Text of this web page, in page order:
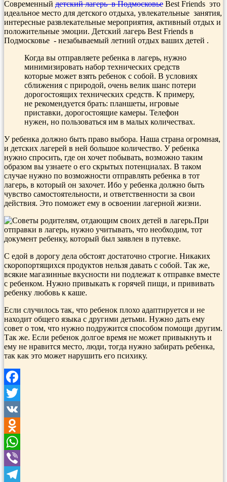
Современный детский лагерь в Подмосковье Best Friends это
идеальное место для детского отдыха, увлекательные занятия,
интересные развлекательные мероприятия, активный отдых и
положительные эмоции. Детский лагерь Best Friends в
Подмосковье - незабываемый летний отдых ваших детей .
Когда вы отправляете ребенка в лагерь, нужно
минимизировать набор технических средств
которые может взять ребенок с собой. В условиях
сближения с природой, очень велик шанс потери
дорогостоящих технических средств. К примеру,
не рекомендуется брать: планшеты, игровые
приставки, дорогостоящие камеры. Телефон
нужен, но пользоваться им в малых количествах.
У ребенка должно быть право выбора. Наша страна огромная,
и детских лагерей в ней большое количество. У ребенка
нужно спросить, где он хочет побывать, возможно таким
образом вы узнаете о его скрытых потенциалах. В таком
случае нужно по возможности отправлять ребенка в тот
лагерь, в который он захочет. Ибо у ребенка должно быть
чувство самостоятельности, и ответственности за свои
действия. Это поможет ему в освоении лагерной жизни.
При
отправки в лагерь, нужно учитывать, что необходим, тот
документ ребенку, который был заявлен в путевке.
С едой в дорогу дела обстоят достаточно строгие. Никаких
скоропортящихся продуктов нельзя давать с собой. Так же,
всякие магазинные вкусности ни подлежат к отправке вместе
с ребенком. Нужно привыкать к горячей пищи, и прививать
ребенку любовь к каше.
Если случилось так, что ребенок плохо адаптируется и не
находит общего языка с другими детьми. Нужно дать ему
совет о том, что нужно подружится способом помощи другим.
Так же. Если ребенок долгое время не может привыкнуть и
ему не нравится место, люди, тогда нужно забирать ребенка,
так как это может нарушить его психику.
Facebook
Twitter
VK
Odnoklassniki
WhatsApp
Viber